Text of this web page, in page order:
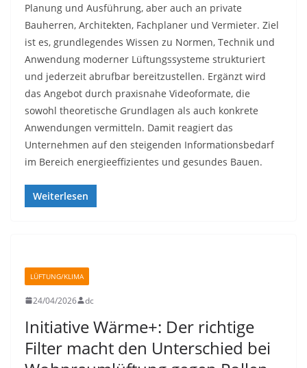
Planung und Ausführung, aber auch an private
Bauherren, Architekten, Fachplaner und Vermieter. Ziel
ist es, grundlegendes Wissen zu Normen, Technik und
Anwendung moderner Lüftungssysteme strukturiert
und jederzeit abrufbar bereitzustellen. Ergänzt wird
das Angebot durch praxisnahe Videoformate, die
sowohl theoretische Grundlagen als auch konkrete
Anwendungen vermitteln. Damit reagiert das
Unternehmen auf den steigenden Informationsbedarf
im Bereich energieeffizientes und gesundes Bauen.
Weiterlesen
LÜFTUNG/KLIMA
24/04/2026 dc
Initiative Wärme+: Der richtige
Filter macht den Unterschied bei